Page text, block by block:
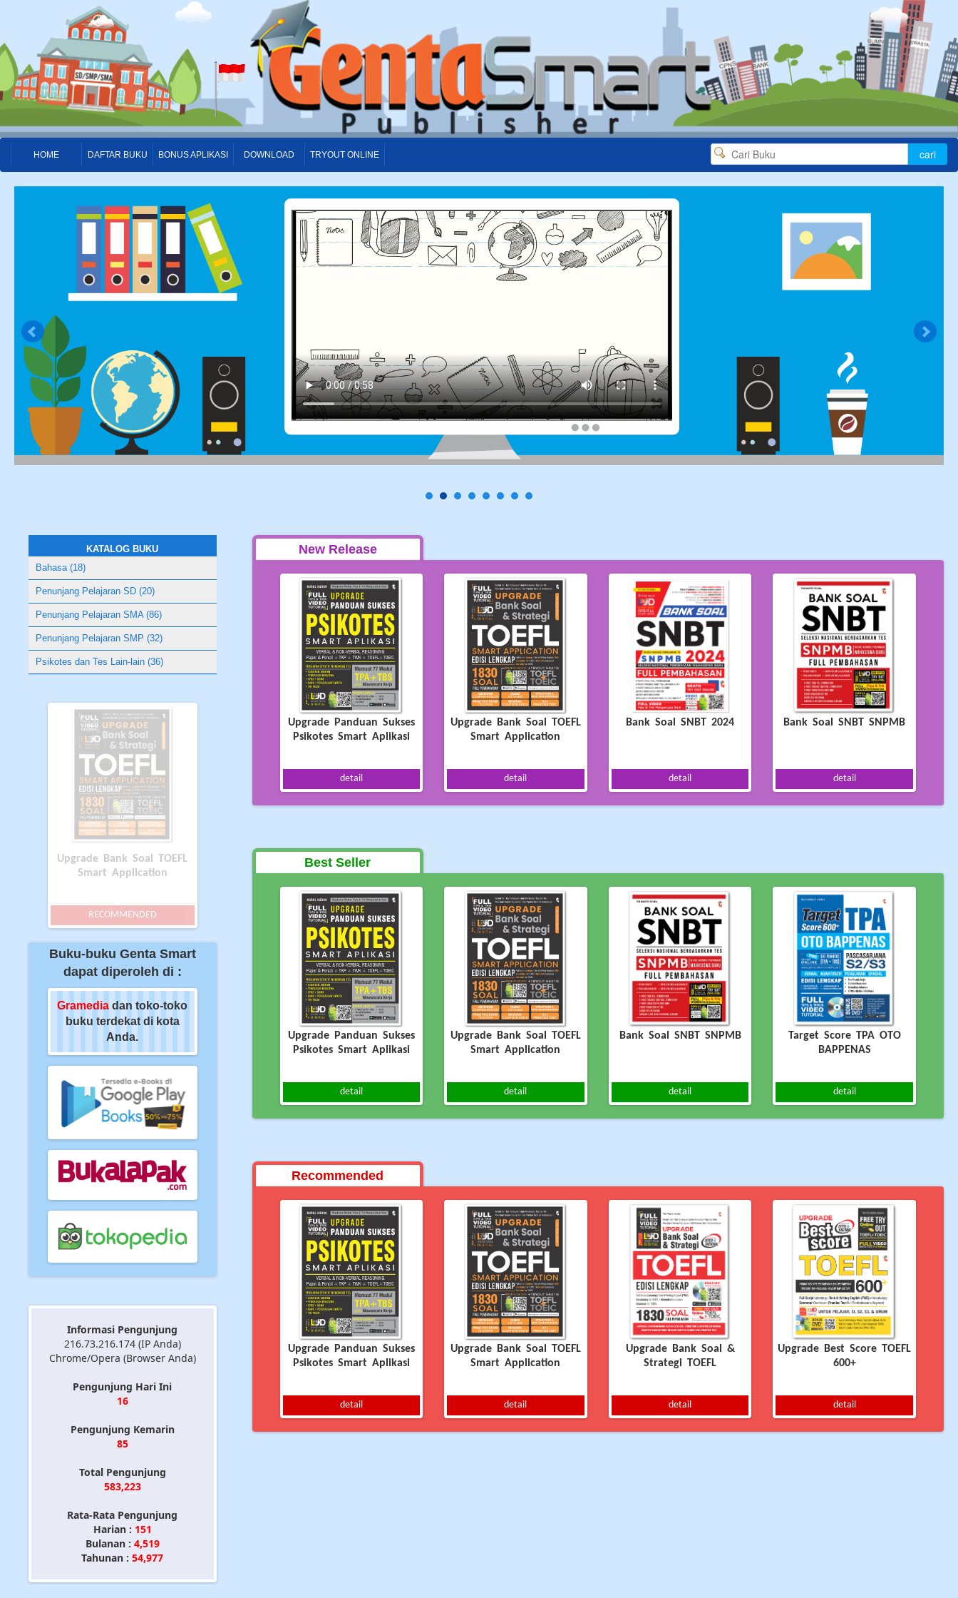
HOME DAFTAR BUKU BONUS APLIKASI DOWNLOAD TRYOUT ONLINE
KATALOG BUKU
Bahasa (18)
Penunjang Pelajaran SD (20)
Penunjang Pelajaran SMA (86)
Penunjang Pelajaran SMP (32)
Psikotes dan Tes Lain-lain (36)
Upgrade Bank Soal &
Strategi TOEFL
RECOMMENDED
Buku-buku Genta Smart
dapat diperoleh di :
Gramedia dan toko-toko
buku terdekat di kota
Anda.
dan toko-toko
buku terdekat di kota
Informasi Pengunjung
216.73.216.174 (IP Anda)
Chrome/Opera (Browser Anda)
Pengunjung Hari Ini
16
Pengunjung Kemarin
85
Total Pengunjung
583,223
Rata-Rata Pengunjung
Harian : 151
Bulanan : 4,519
Tahunan :54,977
New Release
Upgrade Panduan Sukses
Psikotes Smart Aplikasi
detail
Upgrade Bank Soal TOEFL
Smart Application
detail
Bank Soal SNBT 2024
detail
Bank Soal SNBT SNPMB
detail
Best Seller
Upgrade Panduan Sukses
Psikotes Smart Aplikasi
detail
Upgrade Bank Soal TOEFL
Smart Application
detail
Bank Soal SNBT SNPMB
detail
Target Score TPA OTO
BAPPENAS
detail
Recommended
Upgrade Panduan Sukses
Psikotes Smart Aplikasi
detail
Upgrade Bank Soal TOEFL
Smart Application
detail
Upgrade Bank Soal &
Strategi TOEFL
detail
Upgrade Best Score TOEFL
600+
detail